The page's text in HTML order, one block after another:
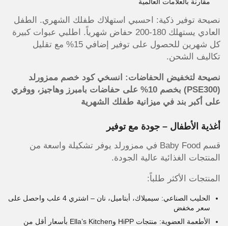
نصيحة توفير ذكية: احسبي استهلاك طفلك الشهري. الطفل
العادي يستهلك 180-200 حفاض شهرياً. اطلبي عبوات كبيرة
كل شهرين للحصول على توفير إضافي 15% مع تقليل
تكاليف الشحن.
نصيحة لتخفيض الحفاضات: انسخي كود خصم ممزورلد
(PSE300) بخصم 10% على حفاضات بامبرز وهاجيز، ووفري
على أكبر بند في ميزانية طفلك الشهرية
أغذية الأطفال – جودة مع توفير
قسم Baby Food في ممزورلد يوفر تشكيلة واسعة من
المنتجات الغذائية عالية الجودة.
المنتجات الأكثر طلباً:
الحليب الصناعي: سيميلاك، أبتاميل، نان – اشتري 4 علب واحصل على
سعر مخفض
الأطعمة العضوية: منتجات HiPP وElla’s Kitchen بأسعار أقل من